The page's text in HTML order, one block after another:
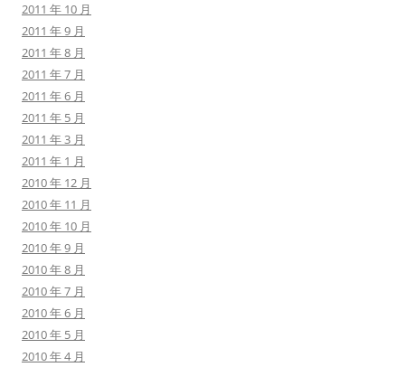
2011 年 10 月
2011 年 9 月
2011 年 8 月
2011 年 7 月
2011 年 6 月
2011 年 5 月
2011 年 3 月
2011 年 1 月
2010 年 12 月
2010 年 11 月
2010 年 10 月
2010 年 9 月
2010 年 8 月
2010 年 7 月
2010 年 6 月
2010 年 5 月
2010 年 4 月